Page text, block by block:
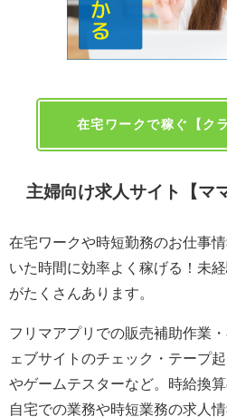
在宅ワークで稼ぐ【ク
主婦向け求人サイト【マ
在宅ワークや時短勤務のお仕事
いた時間に効率よく稼げる！未
がたくさんあります。
フリマアプリでの販売補助作業
ェブサイトのチェック・テープ
やゲームテスターなど。時給換
自宅での業務や時短業務の求人情